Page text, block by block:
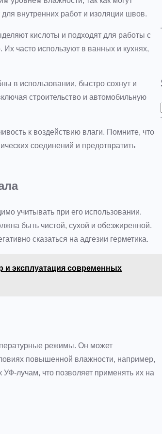
внутренних работ и изоляции швов.
кислоты и подходят для работы с
часто используют в ванных и кухнях,
в использовании, быстро сохнут и
строительство и автомобильную
к воздействию влаги. Помните, что
соединений и предотвратить
учитывать при его использовании.
быть чистой, сухой и обезжиренной.
сказаться на адгезии герметика.
и эксплуатация современных
режимы. Он может
повышенной влажности, например,
лучам, что позволяет применять их на